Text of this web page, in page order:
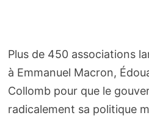
Plus de 450 associations
à Emmanuel Macron,
Collomb pour que le
radicalement sa politique